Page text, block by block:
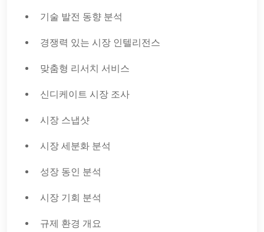
기술 발전 동향 분석
경쟁력 있는 시장 인텔리전스
맞춤형 리서치 서비스
신디케이트 시장 조사
시장 스냅샷
시장 세분화 분석
성장 동인 분석
시장 기회 분석
규제 환경 개요